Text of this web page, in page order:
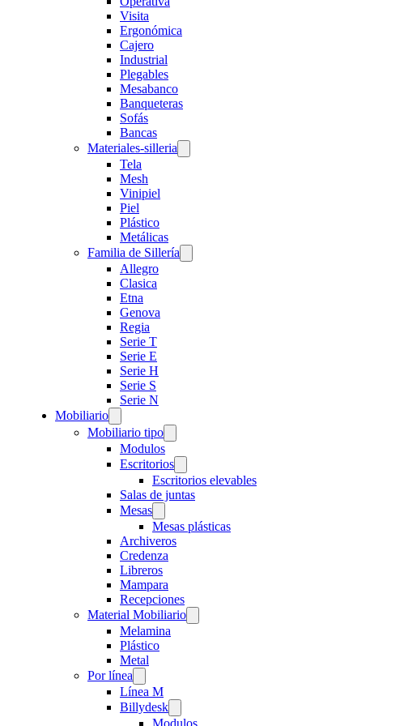
Visita
Ergonómica
Cajero
Industrial
Plegables
Mesabanco
Banqueteras
Sofás
Bancas
Materiales-silleria
Tela
Mesh
Vinipiel
Piel
Plástico
Metálicas
Familia de Sillería
Allegro
Clasica
Etna
Genova
Regia
Serie T
Serie E
Serie H
Serie S
Serie N
Mobiliario
Mobiliario tipo
Modulos
Escritorios
Escritorios elevables
Salas de juntas
Mesas
Mesas plásticas
Archiveros
Credenza
Libreros
Mampara
Recepciones
Material Mobiliario
Melamina
Plástico
Metal
Por línea
Línea M
Billydesk
Modulos